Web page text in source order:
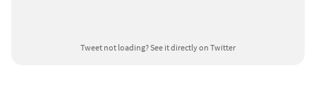
Tweet not loading?See it directly on Twitter